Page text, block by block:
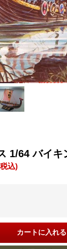
1/64 バイキ
込)